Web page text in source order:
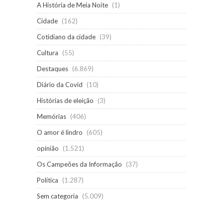
A História de Meia Noite (1)
Cidade (162)
Cotidiano da cidade (39)
Cultura
(55)
Destaques (6.869)
Diário da Covid
(10)
Histórias de eleição
(3)
Memórias (406)
O amor é lindro
(605)
opinião
(1.521)
Os Campeões da Informação
(37)
Política
(1.287)
Sem categoria
(5.009)